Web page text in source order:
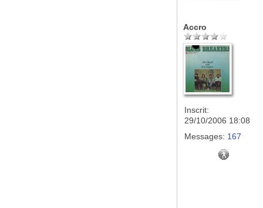
Accro
Inscrit:
29/10/2006 18:08
Messages: 167